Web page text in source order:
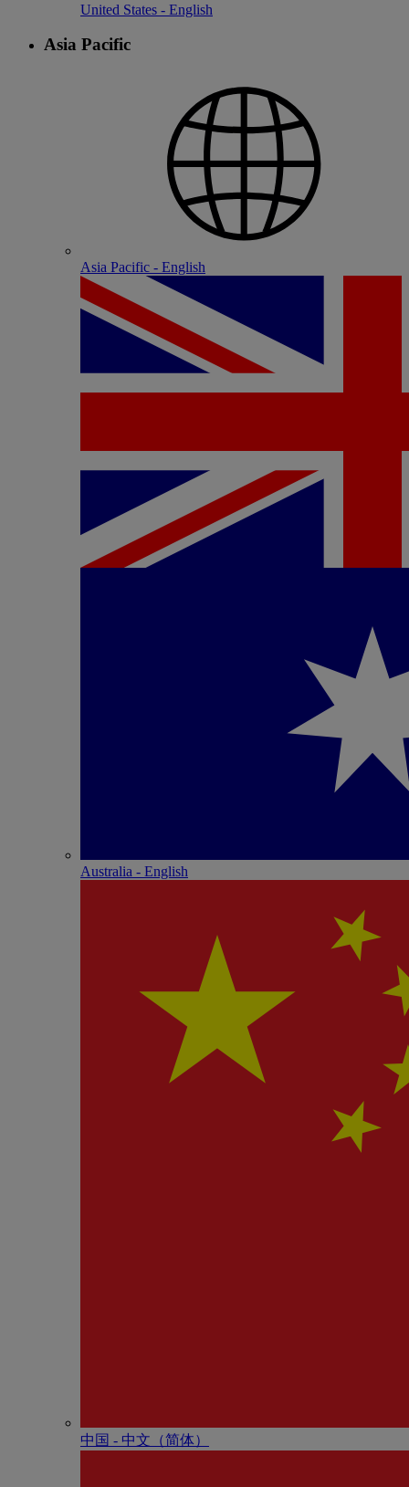
United States - English
Asia Pacific
Asia Pacific - English
Australia - English
中国 - 中⽂（简体）